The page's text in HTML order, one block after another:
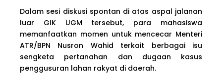
Dalam sesi diskusi spontan di atas aspal jalanan
luar GIK UGM tersebut, para mahasiswa
memanfaatkan momen untuk mencecar Menteri
ATR/BPN Nusron Wahid terkait berbagai isu
sengketa pertanahan dan dugaan kasus
penggusuran lahan rakyat di daerah.